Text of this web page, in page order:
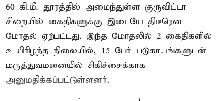
60 கி.மீ. தூரத்தில் அமைந்துள்ள குருவிட்டா
சிறையில் கைதிகளுக்கு இடையே திடீரென
மோதல் ஏற்பட்டது. இந்த மோதலில் 2 கைதிகளில்
உயிரிழந்த நிலையில், 15 பேர் படுகாயங்களுடன்
மருத்துவமனையில் சிகிச்சைக்காக
அனுமதிக்கப்பட்டுள்ளனர்.